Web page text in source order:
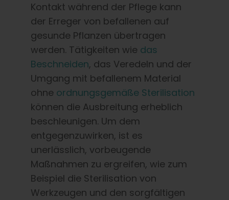
Kontakt während der Pflege kann
der Erreger von befallenen auf
gesunde Pflanzen übertragen
werden. Tätigkeiten wie das
Beschneiden, das Veredeln und der
Umgang mit befallenem Material
ohne ordnungsgemäße Sterilisation
können die Ausbreitung erheblich
beschleunigen. Um dem
entgegenzuwirken, ist es
unerlässlich, vorbeugende
Maßnahmen zu ergreifen, wie zum
Beispiel die Sterilisation von
Werkzeugen und den sorgfältigen